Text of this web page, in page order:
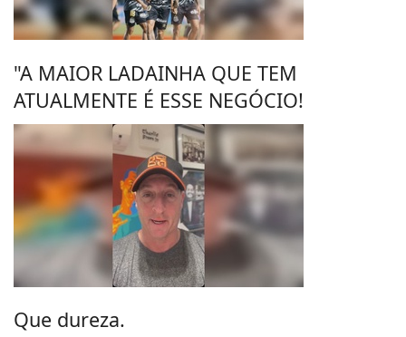
"A MAIOR LADAINHA QUE TEM
ATUALMENTE É ESSE NEGÓCIO!
Que dureza.